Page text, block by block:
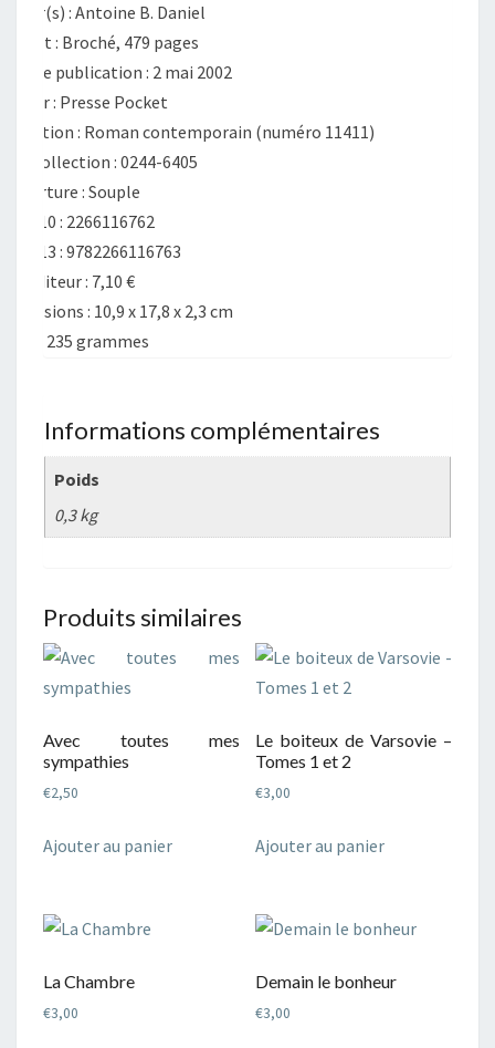
: Antoine B. Daniel
: Broché, 479 pages
de publication : 2 mai 2002
: Presse Pocket
: Roman contemporain (numéro 11411)
collection : 0244-6405
: Souple
10 : 2266116762
13 : 9782266116763
éditeur : 7,10 €
: 10,9 x 17,8 x 2,3 cm
235 grammes
Informations complémentaires
Poids
0,3 kg
Produits similaires
Avec toutes mes
sympathies
€2,50
Ajouter au panier
Le boiteux de Varsovie –
Tomes 1 et 2
€3,00
Ajouter au panier
La Chambre
€3,00
Demain le bonheur
€3,00